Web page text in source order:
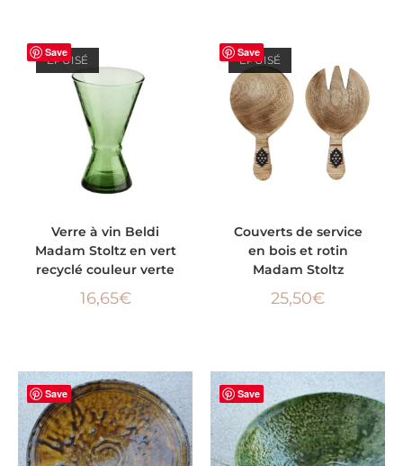
Save
ÉPUISÉ
Verre à vin Beldi
Madam Stoltz en vert
recyclé couleur verte
16,65€
Save
ÉPUISÉ
Couverts de service
en bois et rotin
Madam Stoltz
25,50€
Save Save